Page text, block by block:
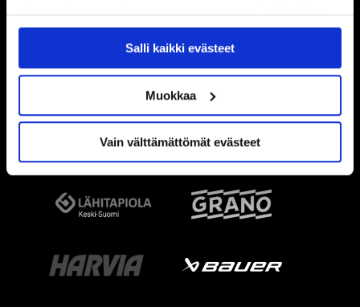
tahansa kumota tai muuttaa suostumustasi evästeiden
käytöstäEvästeet-sivultamme.
Salli kaikki evästeet
Muokkaa
Vain välttämättömät evästeet